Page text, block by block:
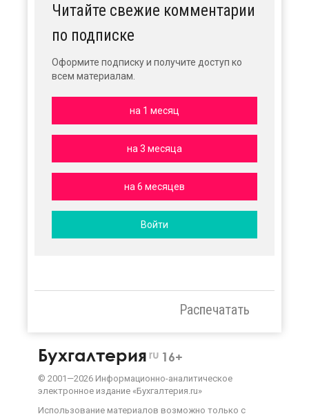
Читайте свежие комментарии
по подписке
Оформите подписку и получите доступ ко
всем материалам.
на 1 месяц
на 3 месяца
на 6 месяцев
Войти
Распечатать
Бухгалтерия ru 16+
© 2001—2026 Информационно-аналитическое
электронное издание «Бухгалтерия.ru»
Использование материалов возможно только с